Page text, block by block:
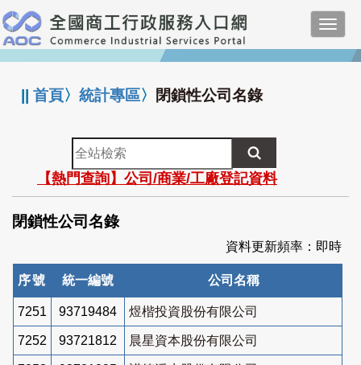
跳
到
主
要
:::
||首頁〉統計專區〉 閉鎖性公司名錄
全
站
檢
索
【熱門查詢】公司/商業/工廠登記資料
閉鎖性公司名錄
資料更新頻率：即時
序號 統一編號 公司名稱
7251 93719484 煜楷投資股份有限公司
7252 93721812 晨星資本股份有限公司